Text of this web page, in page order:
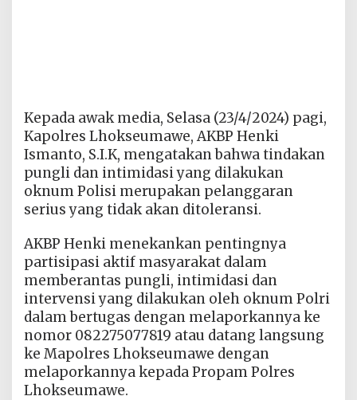
Kepada awak media, Selasa (23/4/2024) pagi,
Kapolres Lhokseumawe, AKBP Henki
Ismanto, S.I.K, mengatakan bahwa tindakan
pungli dan intimidasi yang dilakukan
oknum Polisi merupakan pelanggaran
serius yang tidak akan ditoleransi.
AKBP Henki menekankan pentingnya
partisipasi aktif masyarakat dalam
memberantas pungli, intimidasi dan
intervensi yang dilakukan oleh oknum Polri
dalam bertugas dengan melaporkannya ke
nomor 082275077819 atau datang langsung
ke Mapolres Lhokseumawe dengan
melaporkannya kepada Propam Polres
Lhokseumawe.